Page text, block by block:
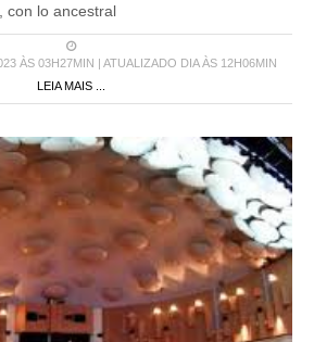
con lo ancestral
ÀS 03H27MIN | ATUALIZADO DIA ÀS 12H06MIN
LEIA MAIS ...